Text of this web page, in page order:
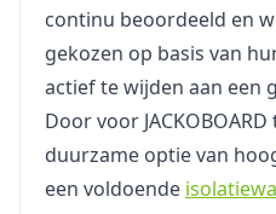
continu beoordeeld en
gekozen op basis van
actief te wijden aan een
Door voor
duurzame optie van
een voldoende